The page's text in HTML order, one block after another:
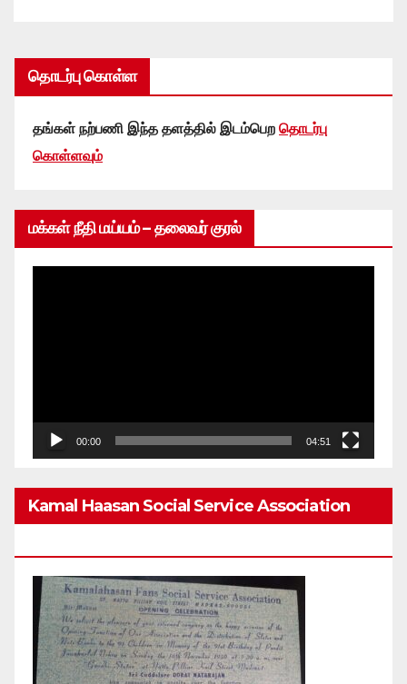
தொடர்பு கொள்ள
தங்கள் நற்பணி இந்த தளத்தில் இடம்பெற தொடர்பு
கொள்ளவும்
மக்கள் நீதி மய்யம் – தலைவர் குரல்
00:00 04:51
Kamal Haasan Social Service Association